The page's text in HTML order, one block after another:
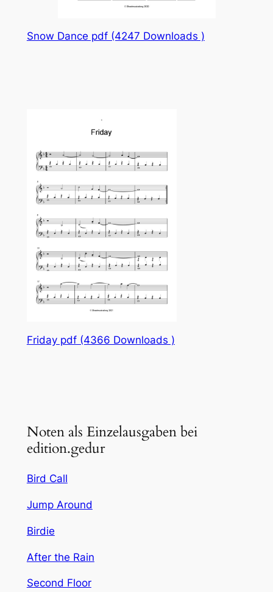
Snow Dance pdf (4247 Downloads )
Friday pdf (4366 Downloads )
Noten als Einzelausgaben bei
edition.gedur
Bird Call
Jump Around
Birdie
After the Rain
Second Floor